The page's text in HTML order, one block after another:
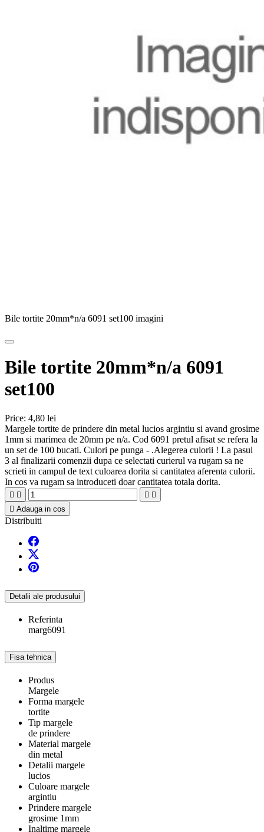
Bile tortite 20mm*n/a 6091 set100 imagini
Bile tortite 20mm*n/a 6091
set100
Price: 4,80 lei
Margele tortite de prindere din metal lucios argintiu si avand grosime
1mm si marimea de 20mm pe n/a. Cod 6091 pretul afisat se refera la
un set de 100 bucati. Culori pe punga - .Alegerea culorii ! La pasul
3 al finalizarii comenzii dupa ce selectati curierul va rugam sa ne
scrieti in campul de text culoarea dorita si cantitatea aferenta culorii.
In cos va rugam sa introduceti doar cantitatea totala dorita.
   
 Adauga in cos
Distribuiti
Detalii ale produsului
Referinta
marg6091
Fisa tehnica
Produs
Margele
Forma margele
tortite
Tip margele
de prindere
Material margele
din metal
Detalii margele
lucios
Culoare margele
argintiu
Prindere margele
grosime 1mm
Inaltime margele